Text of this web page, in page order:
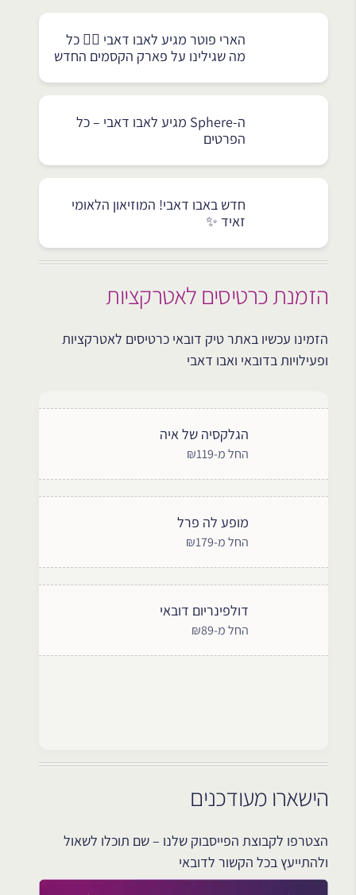
הארי פוטר מגיע לאבו דאבי 🧙‍♂️ כל
מה שגילינו על פארק הקסמים החדש
ה-Sphere מגיע לאבו דאבי – כל
הפרטים
חדש באבו דאבי! המוזיאון הלאומי
זאיד ✨
הזמנת כרטיסים לאטרקציות
הזמינו עכשיו באתר טיק דובאי כרטיסים לאטרקציות
ופעילויות בדובאי ואבו דאבי
הגלקסיה של איה
החל מ-₪119
מופע לה פרל
החל מ-₪179
דולפינריום דובאי
החל מ-₪89
הישארו מעודכנים
הצטרפו לקבוצת הפייסבוק שלנו – שם תוכלו לשאול
ולהתייעץ בכל הקשור לדובאי